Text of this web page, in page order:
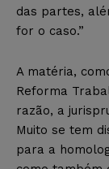
das partes,
for o caso.”
A matéria,
Reforma
razão, a
Muito se tem
para a